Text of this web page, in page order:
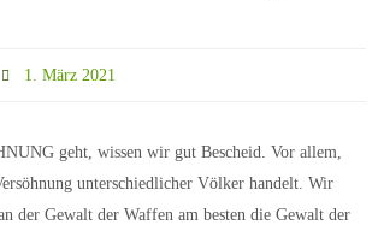
1. März 2021
geht, wissen wir gut Bescheid. Vor allem,
unterschiedlicher Völker handelt. Wir
der Gewalt der Waffen am besten die Gewalt der